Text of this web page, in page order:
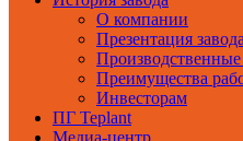
О компании
Презентация
Преимущества
Инвесторам
ПГ Teplant
Медиа-центр